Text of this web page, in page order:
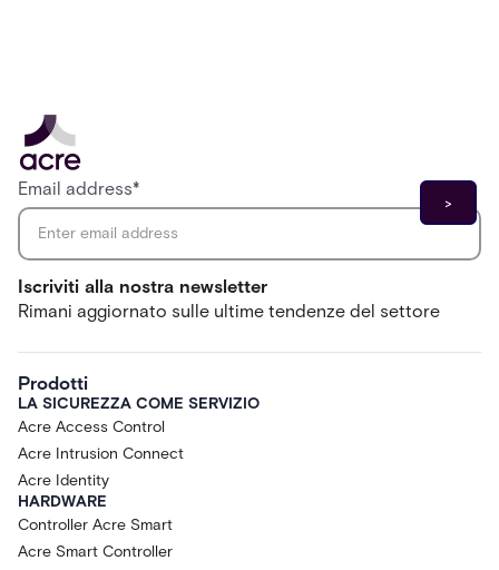
Iscriviti alla nostra newsletter
Rimani aggiornato sulle ultime tendenze del settore
Email address*
Prodotti
LA SICUREZZA COME SERVIZIO
Acre Access Control
Acre Intrusion Connect
Acre Identity
HARDWARE
Controller Acre Smart
Acre Smart Controller